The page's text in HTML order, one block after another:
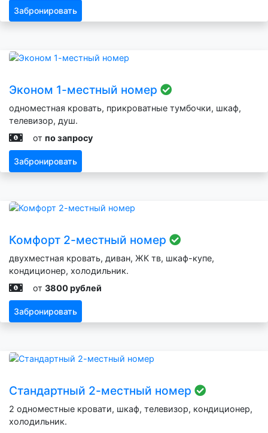
Забронировать
Эконом 1-местный номер
одноместная кровать, прикроватные тумбочки, шкаф,
телевизор, душ.
от по запросу
Забронировать
Комфорт 2-местный номер
двухместная кровать, диван, ЖК тв, шкаф-купе,
кондиционер, холодильник.
от 3800 рублей
Забронировать
Стандартный 2-местный номер
2 одноместные кровати, шкаф, телевизор, кондиционер,
холодильник.